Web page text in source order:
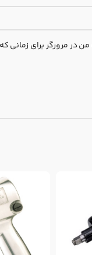
در مرورگر برای